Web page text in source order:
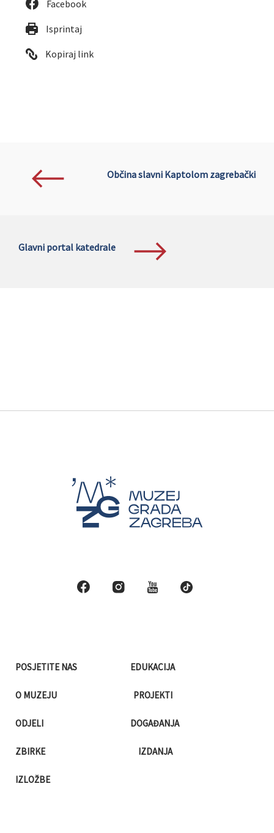
Facebook
Isprintaj
Kopiraj link
Občina slavni Kaptolom zagrebački
Glavni portal katedrale
POSJETITE NAS
O MUZEJU
ODJELI
ZBIRKE
IZLOŽBE
EDUKACIJA
PROJEKTI
DOGAĐANJA
IZDANJA